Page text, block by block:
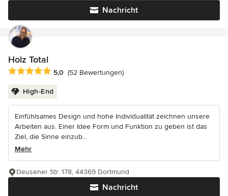
Nachricht
Holz Total
Durchschnittliche Bewertung: 5 von 5 Sternen
5,0 (52 Bewertungen)
High-End
Einfühlsames Design und hohe Individualität zeichnen unsere
Arbeiten aus. Einer Idee Form und Funktion zu geben ist das
Ziel, die Sinne einzub...
Mehr
Nachricht
Deusener Str. 178, 44369 Dortmund